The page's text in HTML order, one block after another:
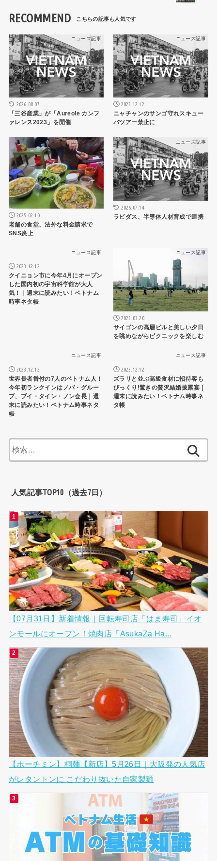
RECOMMEND
ニュース記事
2026.08.07
「三谷産業」が「Aureole カンフ
ァレンス2023」を開催
ニュース記事
2023.12.12
ニャチャンのサンゴ守れスキュー
バツアー禁止に
ニュース記事
2025.02.10
老舗の食堂、法外な料金請求で
SNS炎上
ニュース記事
2026.07.14
ラピダス、半導体人材育成で連携
ニュース記事
2023.12.12
クイニョン市に今年4月にオープン
した国内初の宇宙科学館が大人
気！｜週末に読みたい！ベトナム
時事ネタ帳
ニュース記事
2025.03.20
サイゴンの高層ビルと美しい夕日
を眺めながらピクニックを楽しむ
ニュース記事
2023.12.12
世界長者番付の7人のベトナム人！
今年初ランクインはノバ・グルー
プ、ブイ・タイン・ノン会長｜週
末に読みたい！ベトナム時事ネタ
帳
ニュース記事
2023.12.12
ズラリと並ぶ高級食材に招待客も
びっくり!驚きの贅沢結婚披露宴｜
週末に読みたい！ベトナム時事ネ
タ帳
索:
人気記事TOP10（過去7日）
【07月31日】新着情報｜回転寿司店「はま寿司」イオ
ンモールにオープン！焼肉店「AsukaZa Ha...
【ホーチミン】桐麺【新店】5月26日｜大阪発の人気店
がレタントンに こだわり抜いた自家製麺